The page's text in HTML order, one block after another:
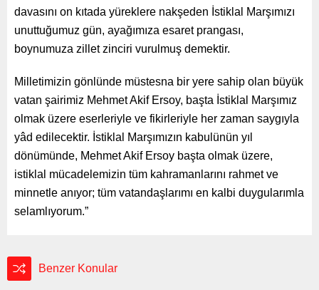
davasını on kıtada yüreklere nakşeden İstiklal Marşımızı
unuttuğumuz gün, ayağımıza esaret prangası,
boynumuza zillet zinciri vurulmuş demektir.
Milletimizin gönlünde müstesna bir yere sahip olan büyük
vatan şairimiz Mehmet Akif Ersoy, başta İstiklal Marşımız
olmak üzere eserleriyle ve fikirleriyle her zaman saygıyla
yâd edilecektir. İstiklal Marşımızın kabulünün yıl
dönümünde, Mehmet Akif Ersoy başta olmak üzere,
istiklal mücadelemizin tüm kahramanlarını rahmet ve
minnetle anıyor; tüm vatandaşlarımı en kalbi duygularımla
selamlıyorum.”
Benzer Konular